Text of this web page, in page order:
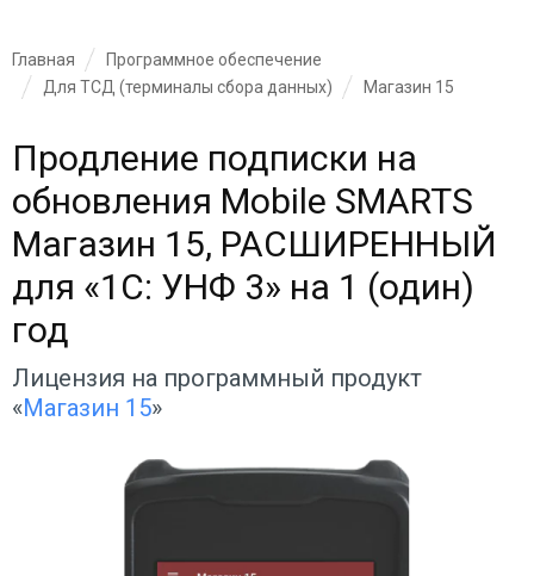
Главная
Программное обеспечение
Для ТСД (терминалы сбора данных)
Магазин 15
Продление подписки на
обновления Mobile SMARTS
Магазин 15, РАСШИРЕННЫЙ
для «1С: УНФ 3» на 1 (один)
год
Лицензия на программный продукт
«Магазин 15»